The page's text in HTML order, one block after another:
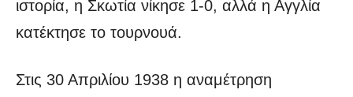
ιστορία, η Σκωτία νίκησε 1-0, αλλά η Αγγλία
κατέκτησε το τουρνουά.
Στις 30 Απριλίου 1938 η αναμέτρηση